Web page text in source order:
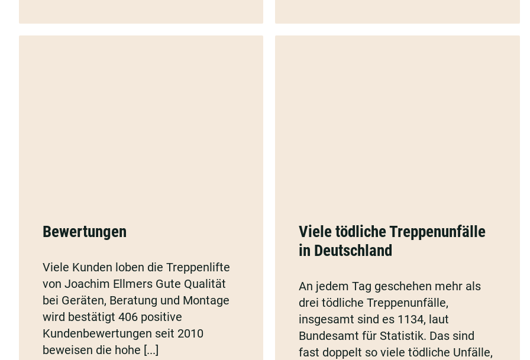
Treppe
Weihnachtsgeschenk
Bewertungen
Viele Kunden loben die Treppenlifte
von Joachim Ellmers Gute Qualität
bei Geräten, Beratung und Montage
wird bestätigt 406 positive
Kundenbewertungen seit 2010
beweisen die hohe [...]
tödliche
Treppenunfälle
Viele tödliche Treppenunfälle
in Deutschland
An jedem Tag geschehen mehr als
drei tödliche Treppenunfälle,
insgesamt sind es 1134, laut
Bundesamt für Statistik. Das sind
fast doppelt so viele tödliche Unfälle,